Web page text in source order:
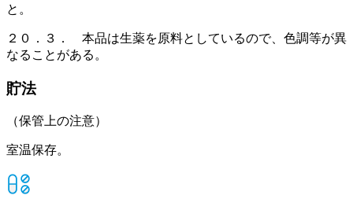
と。
２０．３． 本品は生薬を原料としているので、色調等が異
なることがある。
貯法
（保管上の注意）
室温保存。